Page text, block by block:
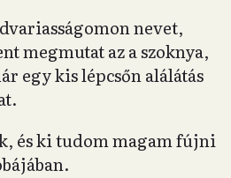
nevet,
megmutat az a szoknya,
egy kis lépcsőn alálátás
és ki tudom magam fújni